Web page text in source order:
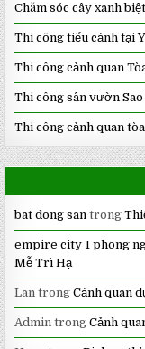
Chăm sóc cây xanh
Thi công tiểu cảnh tại
Thi công cảnh quan
Thi công sân vườn
Thi công cảnh quan
bat dong san trong
empire city 1 phong
Mễ Trì Hạ
Lan trongCảnh quan
Admin trongCảnh